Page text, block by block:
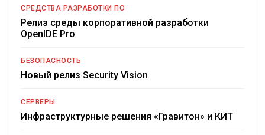
СРЕДСТВА РАЗРАБОТКИ ПО
Релиз среды корпоративной разработки
OpenIDE Pro
БЕЗОПАСНОСТЬ
Новый релиз Security Vision
СЕРВЕРЫ
Инфраструктурные решения «Гравитон» и КИТ